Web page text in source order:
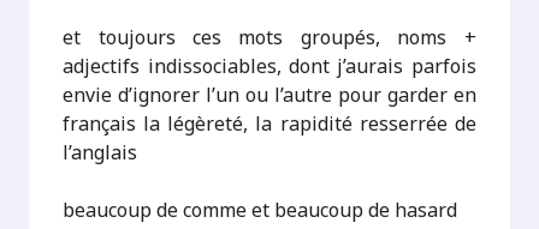
et toujours ces mots groupés, noms +
adjectifs indissociables, dont j’aurais parfois
envie d’ignorer l’un ou l’autre pour garder en
français la légèreté, la rapidité resserrée de
l’anglais
beaucoup de comme et beaucoup de hasard